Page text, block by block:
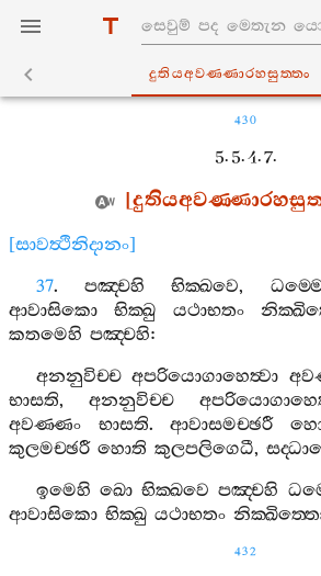
දුතියඅවණ‍්ණාරහසුත‍්තං
430
5. 5. 4. 7.
[
[සාවත්‍ථිනිදානං]
37. පඤ‍්චහි භික‍්ඛවෙ,
ආවාසිකො
භික‍්ඛු යථාභතං
කතමෙහි පඤ‍්චහි:
අනනුවිච‍්ච අපරියොගාහෙත්‍වා
භාසති, අනනුවිච‍්ච
අවණ‍්ණං
භාසති. ආවාසමච‍්ඡරී
කුලමච‍්ඡරී හොති කුලපලිගෙධී,
ඉමෙහි ඛො භික‍්ඛවෙ පඤ‍්චහි
ආවාසිකො භික‍්ඛු යථාභතං
432